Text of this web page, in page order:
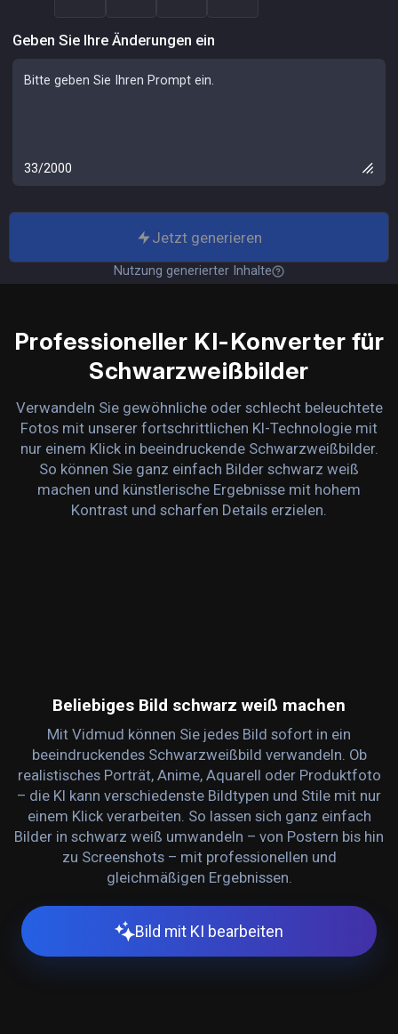
Geben Sie Ihre Änderungen ein
33/2000
Jetzt generieren
Nutzung generierter Inhalte
Professioneller KI-Konverter für
Schwarzweißbilder
Verwandeln Sie gewöhnliche oder schlecht beleuchtete
Fotos mit unserer fortschrittlichen KI-Technologie mit
nur einem Klick in beeindruckende Schwarzweißbilder.
So können Sie ganz einfach Bilder schwarz weiß
machen und künstlerische Ergebnisse mit hohem
Kontrast und scharfen Details erzielen.
Beliebiges Bild schwarz weiß machen
Mit Vidmud können Sie jedes Bild sofort in ein
beeindruckendes Schwarzweißbild verwandeln. Ob
realistisches Porträt, Anime, Aquarell oder Produktfoto
– die KI kann verschiedenste Bildtypen und Stile mit nur
einem Klick verarbeiten. So lassen sich ganz einfach
Bilder in schwarz weiß umwandeln – von Postern bis hin
zu Screenshots – mit professionellen und
gleichmäßigen Ergebnissen.
Bild mit KI bearbeiten